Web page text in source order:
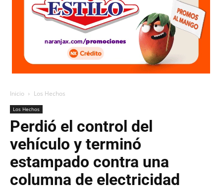
Inicio Los Hechos
Los Hechos
Perdió el control del
vehículo y terminó
estampado contra una
columna de electricidad